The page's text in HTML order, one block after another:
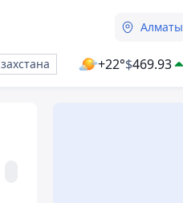
Алматы
+22°$469.93